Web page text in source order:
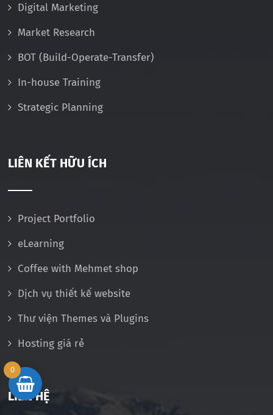
Digital Marketing
Market Research
BOT (Build-Operate-Transfer)
In-house Training
Strategic Planning
LIÊN KẾT HỮU ÍCH
Project Portfolio
eLearning
Coffee with Mehmet shop
Dịch vụ thiết kế website
Thư viện Themes và Plugins
Hosting giá rẻ
LIÊN HỆ
0